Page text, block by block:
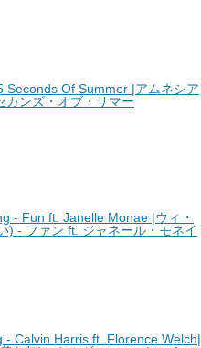
Seconds Of Summer |アムネシア
カンズ・オブ・サマー
- Fun ft. Janelle Monae |ウィ・
) - ファン ft. ジャネール・モネイ
- Calvin Harris ft. Florence Welch|